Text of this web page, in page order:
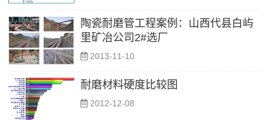
陶瓷耐磨管工程案例：山西代县白屿
里矿冶公司2#选厂
2013-11-10
耐磨材料硬度比较图
2012-12-08